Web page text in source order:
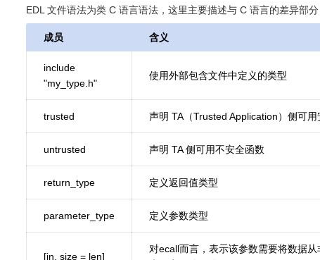
EDL 文件语法为类 C 语言语法，这里主要描述与 C 语言的差异部分
成员 含义
include
"my_type.h"
使用外部包含文件中定义的类型
trusted 声明 TA（Trusted Application）侧可用
untrusted 声明 TA 侧可用不安全函数
return_type 定义返回值类型
parameter_type 定义参数类型
[in, size = len]
对ecall而言，表示该参数需要将数据